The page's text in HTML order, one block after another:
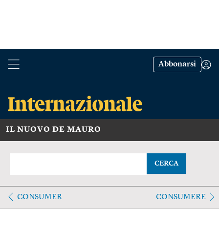
Abbonarsi
IL NUOVO DE MAURO
CERCA
CONSUMER CONSUMERE